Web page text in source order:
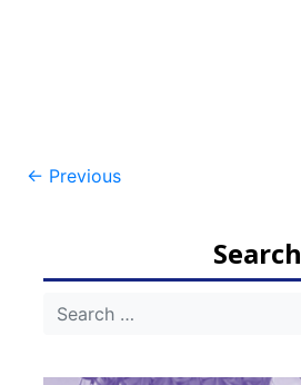
Post
← Previous
Search